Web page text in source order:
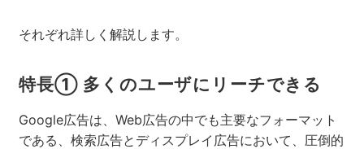
それぞれ詳しく解説します。
特長① 多くのユーザにリーチできる
Google広告は、Web広告の中でも主要なフォーマット
である、検索広告とディスプレイ広告において、圧倒的